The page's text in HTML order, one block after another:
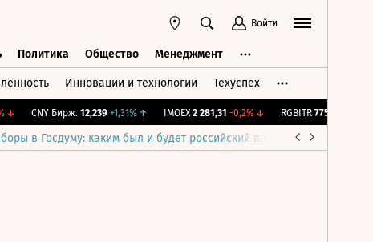
Войти
Политика Общество Менеджмент
Инновации и технологии Техуспех
↓ CNY Бирж. 12,239 +1,31%↑ IMOEX 2 281,31 -0,2%↓ RGBITR 775,48
в Госдуму: каким был и будет российский парламент